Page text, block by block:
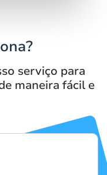
serviço para
maneira fácil e